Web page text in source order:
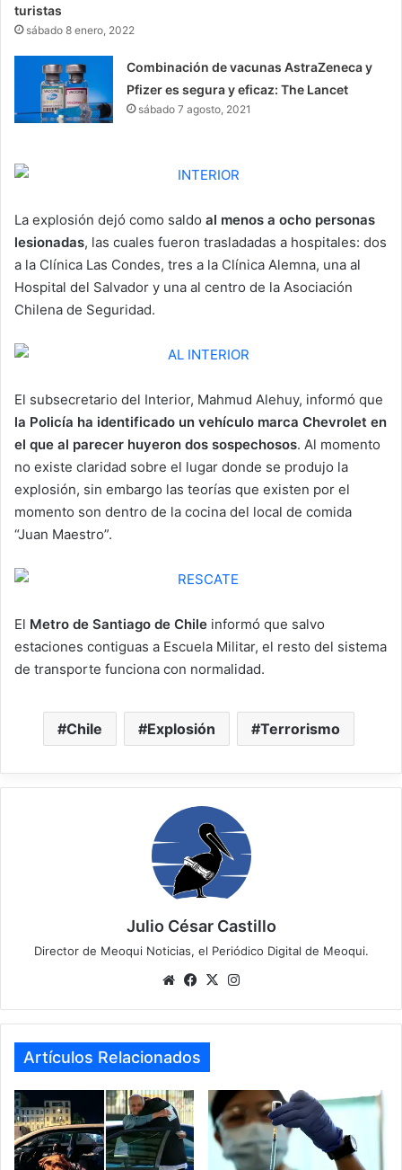
turistas
sábado 8 enero, 2022
Combinación de vacunas AstraZeneca y
Pfizer es segura y eficaz: The Lancet
sábado 7 agosto, 2021
La explosión dejó como saldo al menos a ocho personas
lesionadas, las cuales fueron trasladadas a hospitales: dos
a la Clínica Las Condes, tres a la Clínica Alemna, una al
Hospital del Salvador y una al centro de la Asociación
Chilena de Seguridad.
El subsecretario del Interior, Mahmud Alehuy, informó que
la Policía ha identificado un vehículo marca Chevrolet en
el que al parecer huyeron dos sospechosos. Al momento
no existe claridad sobre el lugar donde se produjo la
explosión, sin embargo las teorías que existen por el
momento son dentro de la cocina del local de comida
“Juan Maestro”.
El Metro de Santiago de Chile informó que salvo
estaciones contiguas a Escuela Militar, el resto del sistema
de transporte funciona con normalidad.
Chile Explosión Terrorismo
Julio César Castillo
Director de Meoqui Noticias, el Periódico Digital de Meoqui.
We
te
Fa
bo
ok
X
ra
Artículos Relacionados